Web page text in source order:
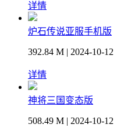
详情
炉石传说亚服手机版
392.84 M | 2024-10-12
详情
神将三国变态版
508.49 M | 2024-10-12